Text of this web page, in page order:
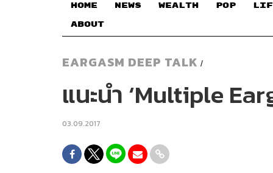
HOME NEWS WEALTH POP
ABOUT
EARGASM DEEP TALK /
แนะนำ ‘Multiple
03.09.2017